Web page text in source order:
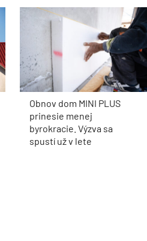
Obnov dom MINI PLUS
prinesie menej
byrokracie. Výzva sa
spustí už v lete